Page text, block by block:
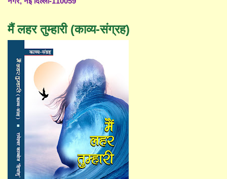
मैं लहर तुम्हारी (काव्य-संग्रह)